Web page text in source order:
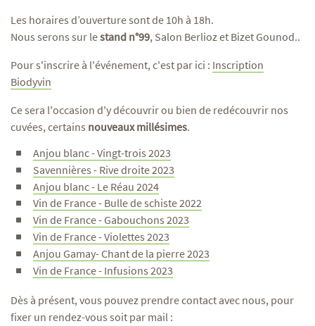
Les horaires d’ouverture sont de 10h à 18h.
Nous serons sur lestand n°99, Salon Berlioz et Bizet Gounod..
Pour s'inscrire à l'événement, c'est par ici : Inscription
Biodyvin
Ce sera l'occasion d'y découvrir ou bien de redécouvrir nos
cuvées, certains nouveaux millésimes.
Anjou blanc - Vingt-trois 2023
Savennières - Rive droite 2023
Anjou blanc - Le Réau 2024
Vin de France - Bulle de schiste 2022
Vin de France - Gabouchons 2023
Vin de France - Violettes 2023
Anjou Gamay- Chant de la pierre 2023
Vin de France - Infusions 2023
Dès à présent, vous pouvez prendre contact avec nous, pour
fixer un rendez-vous soit par mail :